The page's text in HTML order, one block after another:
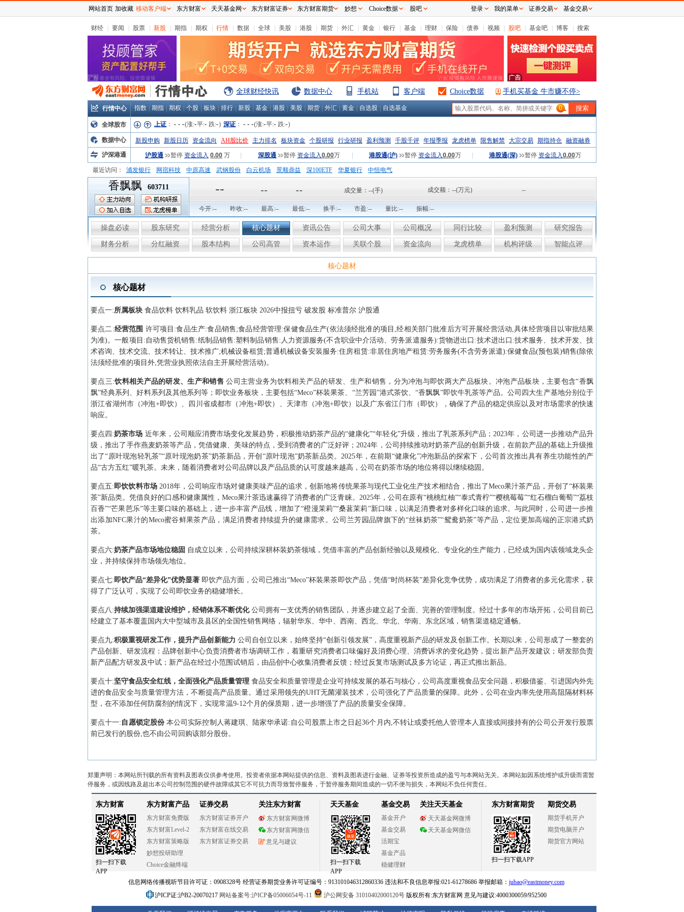
财经 要闻 股票 新股 期指 期权 行情 数据 全球 美股 港股 期货 外汇 黄金 银行 基金 理财 保险 债券 视频 股吧 基金吧 博客 搜索
全球财经快讯 数据中心 手机站 客户端 Choice数据 手机买基金 牛市赚不停>
行情中心 指数 期指 期权 个股 板块 排行 新股 基金 港股 美股 期货 外汇 黄金 自选股 自选基金 0
全球股市 上证 ： - - -(涨:-平:- 跌:-) 深证 ： - - -(涨:-平:- 跌:-)
数据中心 新股申购 新股日历 资金流向 AH股比价 主力排名 板块资金 个股研报 行业研报 盈利预测 千股千评 年报季报 龙虎榜单 限售解禁 大宗交易 期指持仓 融资融券
沪深港通
沪股通 暂停 资金流入 0.00 万 深股通 暂停 资金流入0.00万 港股通(沪) 暂停 资金流入0.00万 港股通(深) 暂停 资金流入0.00万
最近访问： 浦发银行 网宿科技 中原高速 武钢股份 白云机场 景顺鼎益 深100ETF 华夏银行
中恒电气
弘业股份
富临运业
香飘飘 603711 -- -- -- 成交量： --(手) 成交额： --(万元) --
今开:-- 昨收:-- 最高:-- 最低:-- 换手:-- 市盈:-- 量比:-- 振幅:--
操盘必读 股东研究 经营分析 核心题材 资讯公告 公司大事 公司概况 同行比较 盈利预测 研究报告
财务分析 分红融资 股本结构 公司高管 资本运作 关联个股 资金流向 龙虎榜单 机构评级 智能点评
核心题材
核心题材
要点一:所属板块 食品饮料 饮料乳品 软饮料 浙江板块 2026中报扭亏 破发股 标准普尔 沪股通
要点二:经营范围 许可项目:食品生产:食品销售;食品经营管理:保健食品生产(依法须经批准的项目,经相关部门批准后方可开展经营活动,具体经营项目以审批结果
为准)。一般项目:自动售货机销售:纸制品销售:塑料制品销售:人力资源服务(不含职业中介活动、劳务派遣服务):货物进出口:技术进出口:技术服务、技术开发、技
术咨询、技术交流、技术转让、技术推广;机械设备租赁;普通机械设备安装服务:住房租赁:非居住房地产租赁:劳务服务(不含劳务派遣):保健食品(预包装)销售(除依
法须经批准的项目外,凭营业执照依法自主开展经营活动)。
要点三:饮料相关产品的研发、生产和销售公司主营业务为饮料相关产品的研发、生产和销售，分为冲泡与即饮两大产品板块。冲泡产品板块，主要包含“香飘
飘”经典系列、好料系列及其他系列等；即饮业务板块，主要包括“Meco”杯装果茶、“兰芳园”港式茶饮、“香飘飘”即饮牛乳茶等产品。公司四大生产基地分别位于
浙江省湖州市（冲泡+即饮）、四川省成都市（冲泡+即饮）、天津市（冲泡+即饮）以及广东省江门市（即饮），确保了产品的稳定供应以及对市场需求的快速
响应。
要点 四 :奶茶市场 近年来，公司顺应消费市场变化发展趋势，积极推动奶茶产品的“健康化”“年轻化”升级，推出了乳茶系列产品；2023年，公司进一步推动产品升
级，推出了手作燕麦奶茶等产品，凭借健康、美味的特点，受到消费者的广泛好评；2024年，公司持续推动对奶茶产品的创新升级，在前款产品的基础上升级推
出了“原叶现泡轻乳茶”“原叶现泡奶茶”奶茶新品，开创“原叶现泡”奶茶新品类。2025年，在前期“健康化”冲泡新品的探索下，公司首次推出具有养生功能性的产
品“古方五红”暖乳茶。未来，随着消费者对公司品牌以及产品品质的认可度越来越高，公司在奶茶市场的地位将得以继续稳固。
要点五:即饮饮料市场 2018年，公司响应市场对健康美味产品的追求，创新地将传统果茶与现代工业化生产技术相结合，推出了Meco果汁茶产品，开创了“杯装果
茶”新品类。凭借良好的口感和健康属性，Meco果汁茶迅速赢得了消费者的广泛青睐。2025年，公司在原有“桃桃红柚”“泰式青柠”“樱桃莓莓”“红石榴白葡萄”“荔枝
百香”“芒果芭乐”等主要口味的基础上，进一步丰富产品线，增加了“橙漫茉莉”“桑葚茉莉”新口味，以满足消费者对多样化口味的追求。与此同时，公司进一步推
出添加NFC果汁的Meco蜜谷鲜果茶产品，满足消费者持续提升的健康需求。公司兰芳园品牌旗下的“丝袜奶茶”“鸳鸯奶茶”等产品，定位更加高端的正宗港式奶
茶。
要点六:奶茶产品市场地位稳固 自成立以来，公司持续深耕杯装奶茶领域，凭借丰富的产品创新经验以及规模化、专业化的生产能力，已经成为国内该领域龙头企
业，并持续保持市场领先地位。
要点七:即饮产品“差异化”优势显著 即饮产品方面，公司已推出“Meco”杯装果茶即饮产品，凭借“时尚杯装”差异化竞争优势，成功满足了消费者的多元化需求，获
得了广泛认可，实现了公司即饮业务的稳健增长。
要点 八 :持续加强渠道建设维护，经销体系不断优化 公司拥有一支优秀的销售团队，并逐步建立起了全面、完善的管理制度。经过十多年的市场开拓，公司目前已
经建立了基本覆盖国内大中型城市及县区的全国性销售网络，辐射华东、华中、西南、西北、华北、华南、东北区域，销售渠道稳定通畅。
要点九:积极重视研发工作，提升产品创新能力 公司自创立以来，始终坚持“创新引领发展”，高度重视新产品的研发及创新工作。长期以来，公司形成了一整套的
产品创新、研发流程：品牌创新中心负责消费者市场调研工作，着重研究消费者口味偏好及消费心理、消费诉求的变化趋势，提出新产品开发建议；研发部负责
新产品配方研发及中试；新产品在经过小范围试销后，由品创中心收集消费者反馈；经过反复市场测试及多方论证，再正式推出新品。
要点十:坚守食品安全红线，全面强化产品质量管理 食品安全和质量管理是企业可持续发展的基石与核心，公司高度重视食品安全问题，积极借鉴、引进国内外先
进的食品安全与质量管理方法，不断提高产品质量。通过采用领先的UHT无菌灌装技术，公司强化了产品质量的保障。此外，公司在业内率先使用高阻隔材料杯
型，在不添加任何防腐剂的情况下，实现常温9-12个月的保质期，进一步增强了产品的质量安全保障。
要点十一: 自愿锁定股份本公司实际控制人蒋建琪、陆家华承诺:自公司股票上市之日起36个月内,不转让或委托他人管理本人直接或间接持有的公司公开发行股票
前已发行的股份,也不由公司回购该部分股份。
郑重声明：本网站所刊载的所有资料及图表仅供参考使用。投资者依据本网站提供的信息、资料及图表进行金融、证券等投资所造成的盈亏与本网站无关。本网站如因系统维护或升级而需暂
停服务，或因线路及超出本公司控制范围的硬件故障或其它不可抗力而导致暂停服务，于暂停服务期间造成的一切不便与损失，本网站不负任何责任。
网站首页 加收藏 移动客户端 东方财富 天天基金网 东方财富证券 东方财富期货 妙想 Choice数据 股吧 登录 我的菜单 证券交易 基金交易